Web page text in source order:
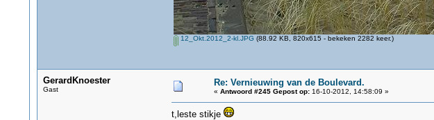
12_Okt.2012_2-kl.JPG (88.92 KB, 820x615 - bekeken 2282 keer.)
GerardKnoester
Gast
Re: Vernieuwing van de Boulevard.
« Antwoord #245 Gepost op:16-10-2012, 14:58:09 »
t,leste stikje